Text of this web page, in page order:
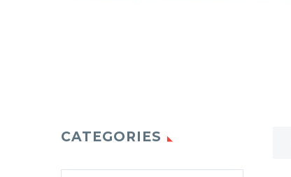
CATEGORIES